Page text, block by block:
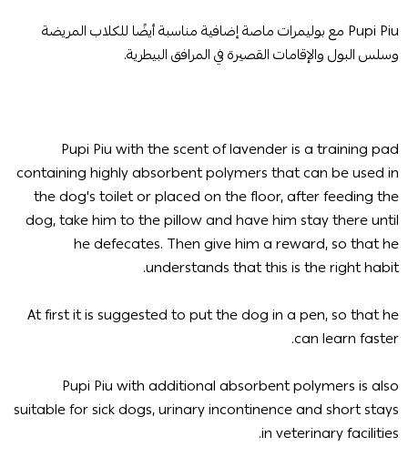
Pupi Piu مع بوليمرات ماصة إضافية مناسبة أيضًا للكلاب المريضة
وسلس البول والإقامات القصيرة في المرافق البيطرية.
Pupi Piu with the scent of lavender is a training pad
containing highly absorbent polymers that can be used in
the dog's toilet or placed on the floor, after feeding the
dog, take him to the pillow and have him stay there until
he defecates. Then give him a reward, so that he
understands that this is the right habit.
At first it is suggested to put the dog in a pen, so that he
can learn faster.
Pupi Piu with additional absorbent polymers is also
suitable for sick dogs, urinary incontinence and short stays
in veterinary facilities.